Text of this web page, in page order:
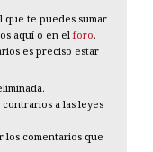
que te puedes sumar
aquí o en el foro.
es preciso estar
a las leyes
los comentarios que